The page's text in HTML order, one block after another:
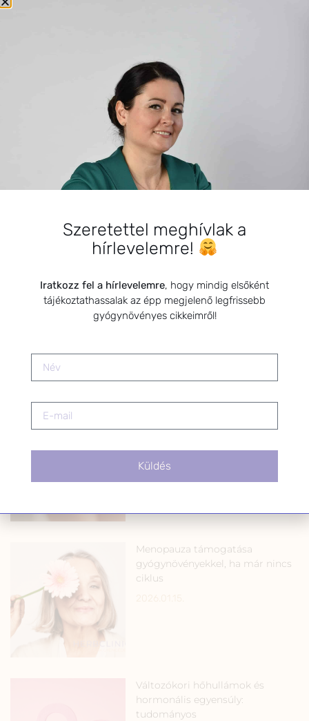
LEGFRISSEBB CIKKEK
Női cikluszavarok és hormonális
problémák természetes kezelése
– Tudományos
gyógynövényhasználattal
természetesen – hormonrendszer
harmonizálása gyógynövényekkel
– Hogyan segíthetnek a
2026.01.20.
Menopauza támogatása
gyógynövényekkel, ha már nincs
ciklus
Változókori hőhullámok és
hormonális egyensúly:
tudományos
Szeretettel meghívlak a
hírlevelemre!
Iratkozz fel a hírlevelemre, hogy mindig elsőként
tájékoztathassalak az épp megjelenő legfrissebb
gyógynövényes cikkeimről!
Küldés